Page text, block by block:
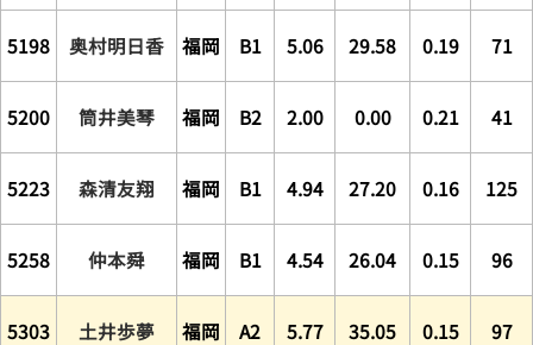
5198 奥村明日香 福岡 B1 5.06 29.58 0.19 71
5200 筒井美琴 福岡 B2 2.00 0.00 0.21 41
5223 森清友翔 福岡 B1 4.94 27.20 0.16 125
5258 仲本舜 福岡 B1 4.54 26.04 0.15 96
5303 土井歩夢 福岡 A2 5.77 35.05 0.15 97